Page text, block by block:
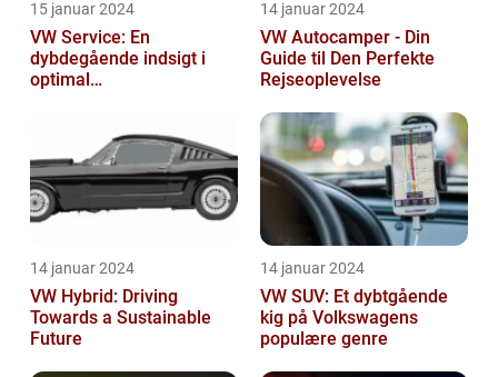
15 januar 2024
VW Service: En
dybdegående indsigt i
optimal
14 januar 2024
VW Autocamper - Din
Guide til Den Perfekte
Rejseoplevelse
14 januar 2024
VW Hybrid: Driving
Towards a Sustainable
Future
14 januar 2024
VW SUV: Et dybtgående
kig på Volkswagens
populære genre